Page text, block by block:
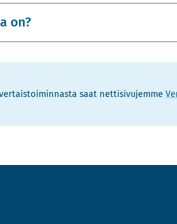
on?
saat net­ti­si­vu­jem­me